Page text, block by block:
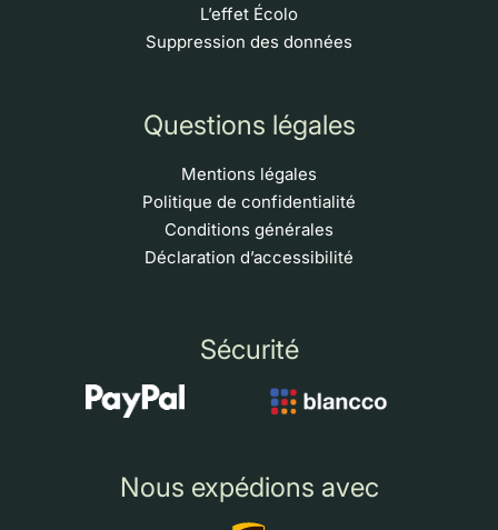
L’effet Écolo
Suppression des données
Questions légales
Mentions légales
Politique de confidentialité
Conditions générales
Déclaration d’accessibilité
Sécurité
Nous expédions avec